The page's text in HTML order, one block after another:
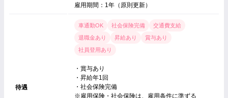
雇用期間：1年（原則更新）
待遇
車通勤OK 社会保険完備
交通費支給
退職金あり
昇給あり
賞与あり
社員登用あり
・賞与あり
・昇給年1回
・社会保険完備
※雇用保険・社会保険は、雇用条件に準ずる